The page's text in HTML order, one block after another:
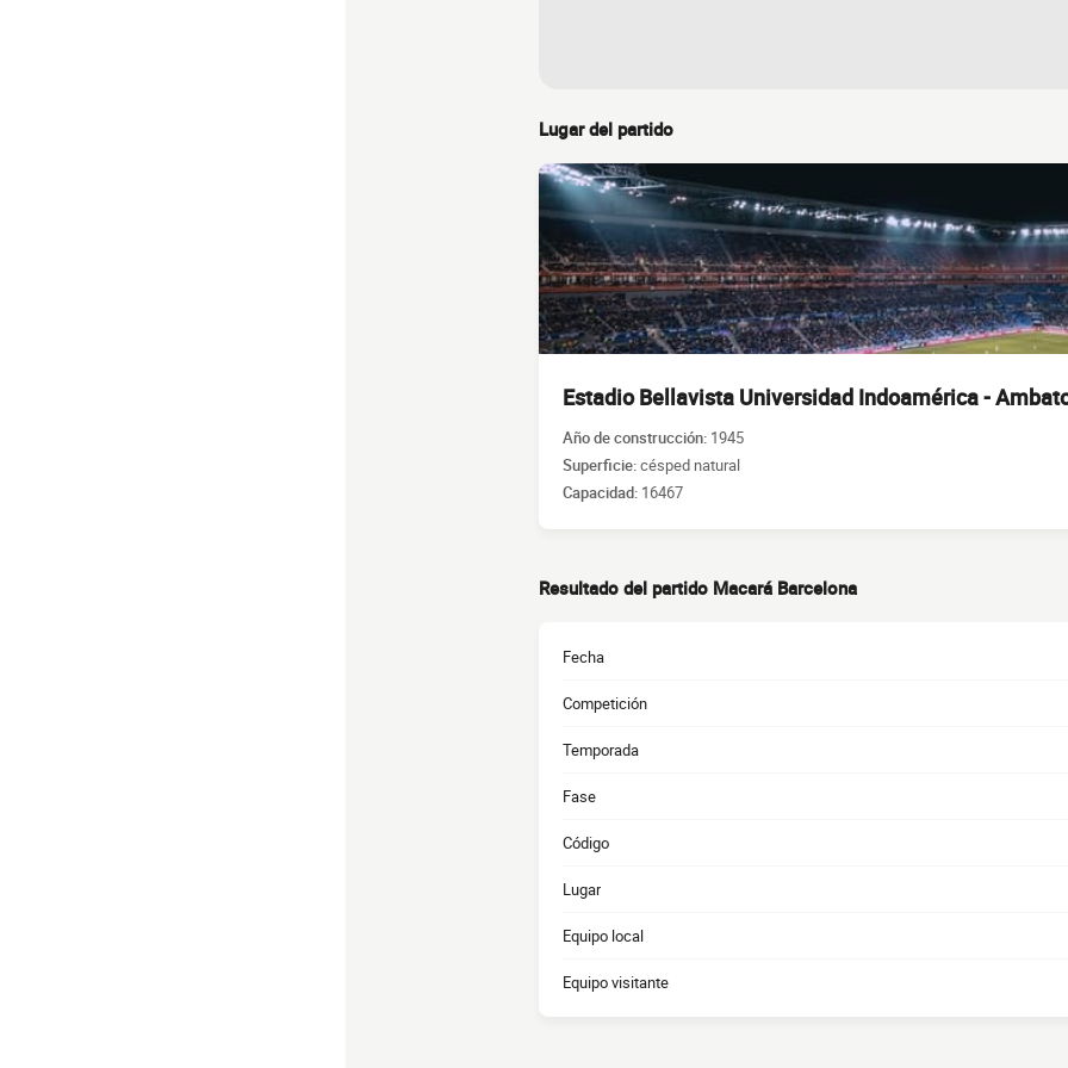
Lugar del partido
Estadio Bellavista Universidad Indoamérica -
Año de construcción: 1945
Superficie:césped natural
Capacidad: 16467
Resultado del partido Macará Barcelona
Fecha
Competición
Temporada
Fase
Código
Lugar
Equipo local
Equipo visitante